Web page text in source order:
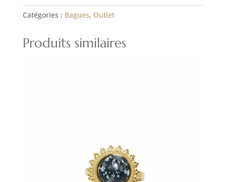
Catégories : Bagues, Outlet
Produits similaires